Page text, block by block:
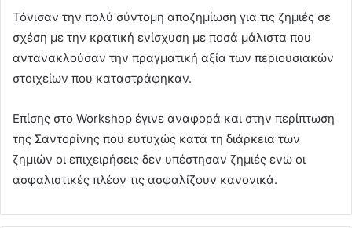
Τόνισαν την πολύ σύντομη αποζημίωση για τις ζημιές σε
σχέση με την κρατική ενίσχυση με ποσά μάλιστα που
αντανακλούσαν την πραγματική αξία των περιουσιακών
στοιχείων που καταστράφηκαν.
Επίσης στο Workshop έγινε αναφορά και στην περίπτωση
της Σαντορίνης που ευτυχώς κατά τη διάρκεια των
ζημιών οι επιχειρήσεις δεν υπέστησαν ζημιές ενώ οι
ασφαλιστικές πλέον τις ασφαλίζουν κανονικά.